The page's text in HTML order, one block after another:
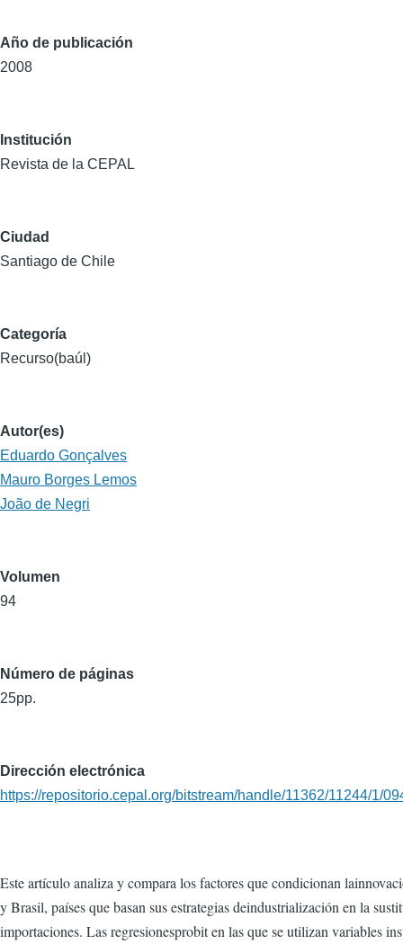
Año de publicación
2008
Institución
Revista de la CEPAL
Ciudad
Santiago de Chile
Categoría
Recurso(baúl)
Autor(es)
Eduardo Gonçalves
Mauro Borges Lemos
João de Negri
Volumen
94
Número de páginas
25pp.
Dirección electrónica
https://repositorio.cepal.org/bitstream/handle/11362/11244/1/
Este artículo analiza y compara los factores que condicionan
y Brasil, países que basan sus estrategias deindustrialización en la
importaciones. Las regresionesprobit en las que se utilizan variables